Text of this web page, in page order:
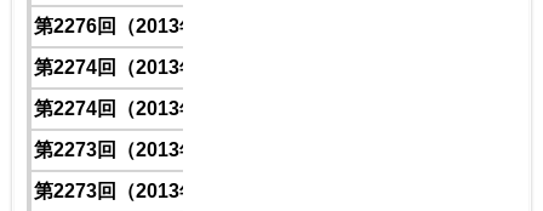
第2276回（2013年）
第2274回（2013年）
第2274回（2013年）
第2273回（2013年）
第2273回（2013年）